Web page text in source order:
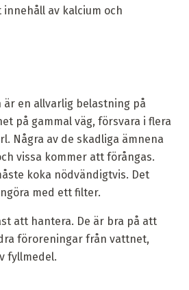
av kalcium och
en allvarlig belastning på
på gammal väg, försvara i flera
Några av de skadliga ämnena
vissa kommer att förångas.
koka nödvändigtvis. Det
med ett filter.
att hantera. De är bra på att
föroreningar från vattnet,
fyllmedel.